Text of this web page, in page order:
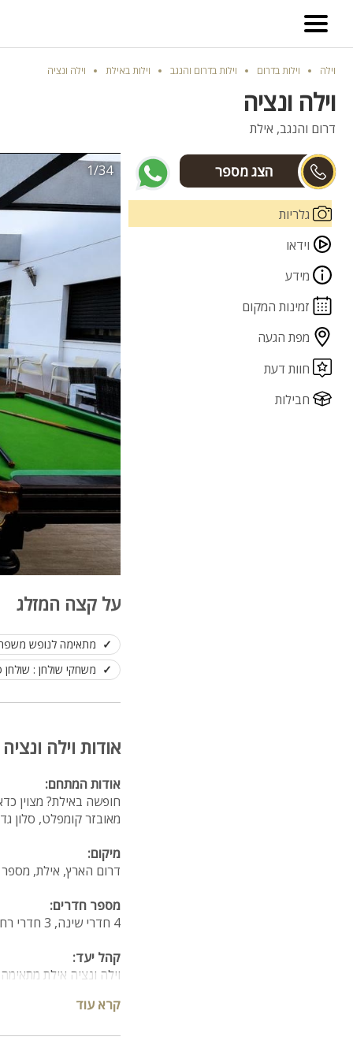
וילה וילות בדרום וילות בדרום והנגב וילות באילת וילה ונציה
וילה ונציה
דרום והנגב, אילת
שניר וזהבה
גלריות
וידאו
מידע
זמינות המקום
מפת הגעה
חוות דעת
חבילות
1/34
על קצה המזלג
מתאימה לנופש
משחקי שולחן : שולחן
אודות וילה ונציה
אודות המתחם:
מאובזר קומפלט, סלון
מיקום:
דרום הארץ, אילת,
מספר חדרים:
4 חדרי שינה, 3 חדרי רחצה ו4 שירותים
קהל יעד:
וילה ונציה אילת מתאימה
מה במתחם?
קרא עוד